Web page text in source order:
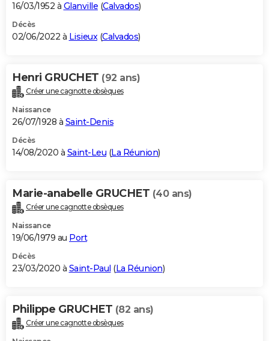
16/03/1952 à Glanville (Calvados)
Décès
02/06/2022 à Lisieux(Calvados)
Henri GRUCHET (92 ans)
Créer une cagnotte obsèques
Naissance
26/07/1928 à Saint-Denis
Décès
14/08/2020 à Saint-Leu (La Réunion)
Marie-anabelle GRUCHET (40 ans)
Créer une cagnotte obsèques
Naissance
19/06/1979 au Port
Décès
23/03/2020 à Saint-Paul (La Réunion)
Philippe GRUCHET (82 ans)
Créer une cagnotte obsèques